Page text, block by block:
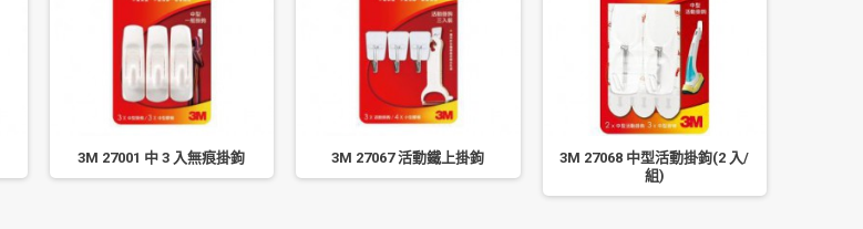
3M 27001 中 3 入無痕掛鉤 3M 27067 活動鐵上掛鉤
3M 27068 中型活動掛鉤(2 入/
組)